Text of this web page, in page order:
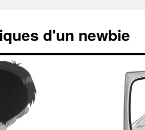
d'un newbie